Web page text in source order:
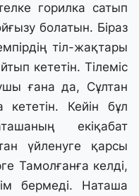
горилка сатып
болатын. Біраз
тіл-жақтары
кететін. Тілеміс
ғана да, Сұлтан
Кейін бұл
екіқабат
үйленуге қарсы
Тамолғанға келді,
бермеді. Наташа